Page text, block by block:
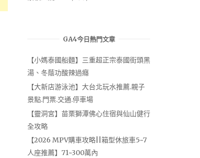
GA4今日熱門文章
【小媽泰國船麵】三重超正宗泰國街頭黑
湯、冬蔭功酸辣過癮
【大新店游泳池】大台北玩水推薦.親子
景點.門票.交通.停車場
【靈洞宮】苗栗獅潭佛心住宿與仙山健行
全攻略
【2026 MPV購車攻略||箱型休旅車5~7
人座推薦】71~300萬內